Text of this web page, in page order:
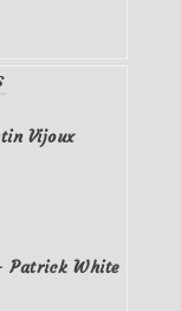
Vijoux
Patrick White